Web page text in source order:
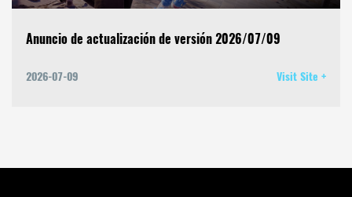
Anuncio de actualización de versión 2026/07/09
2026-07-09 Visit Site +